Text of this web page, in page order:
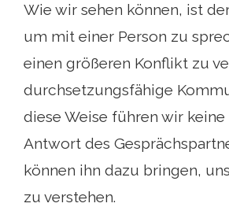
Wie wir sehen können, ist
um mit einer Person zu
einen größeren Konflikt zu
durchsetzungsfähige
diese Weise führen wir
Antwort des
können ihn dazu bringen,
zu verstehen.